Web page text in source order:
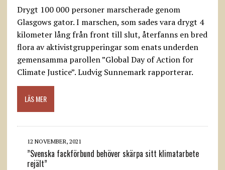
Drygt 100 000 personer marscherade genom
Glasgows gator. I marschen, som sades vara drygt 4
kilometer lång från front till slut, återfanns en bred
flora av aktivistgrupperingar som enats underden
gemensamma parollen ”Global Day of Action for
Climate Justice”. Ludvig Sunnemark rapporterar.
LÄS MER
12 NOVEMBER, 2021
”Svenska fackförbund behöver skärpa sitt klimatarbete
rejält”